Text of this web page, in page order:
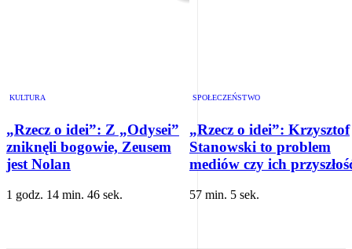
KULTURA
„Rzecz o idei”: Z „Odysei”
zniknęli bogowie, Zeusem
jest Nolan
1 godz. 14 min. 46 sek.
SPOŁECZEŃSTWO
„Rzecz o idei”: Krzysztof
Stanowski to problem
mediów czy ich
57 min. 5 sek.